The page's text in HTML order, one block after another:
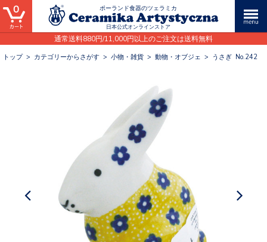
ポーランド食器のツェラミカ
日本公式オンラインストア
通常送料880円/11,000円以上のご注文は送料無料
0
トップ> カテゴリーからさがす > 小物・雑貨 > 動物・オブジェ > うさぎ No.242